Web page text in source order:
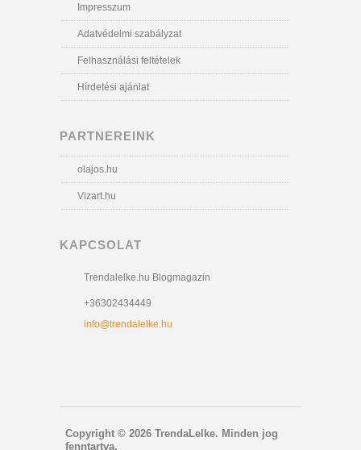
Impresszum
Adatvédelmi szabályzat
Felhasználási feltételek
Hírdetési ajánlat
PARTNEREINK
olajos.hu
Vizart.hu
KAPCSOLAT
Trendalelke.hu Blogmagazin
+36302434449
info@trendalelke.hu
Copyright © 2026 TrendaLelke. Minden jog
fenntartva.